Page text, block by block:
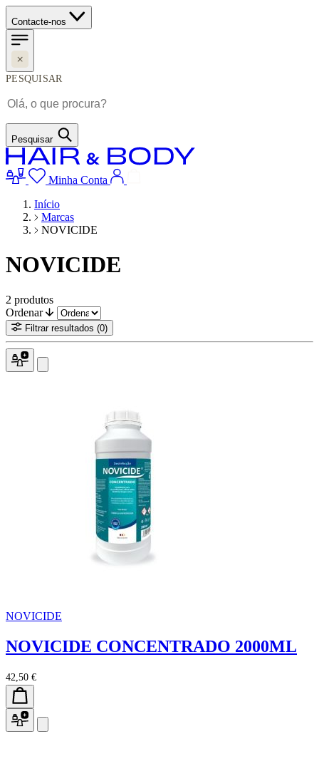
Contacte-nos
PESQUISAR
Pesquisar
Minha Conta
Início
Marcas
NOVICIDE
NOVICIDE
2 produtos
Ordenar
Filtrar resultados (0)
NOVICIDE
NOVICIDE CONCENTRADO 2000ML
42,50 €